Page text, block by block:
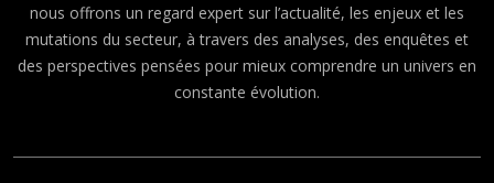
nous offrons un regard expert sur l’actualité, les enjeux et les
mutations du secteur, à travers des analyses, des enquêtes et
des perspectives pensées pour mieux comprendre un univers en
constante évolution.